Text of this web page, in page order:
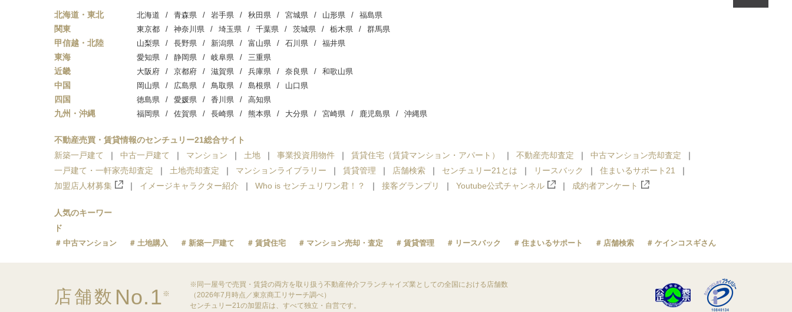
北海道・東北 北海道 青森県 岩手県 秋田県 宮城県 山形県 福島県
関東 東京都 神奈川県 埼玉県 千葉県 茨城県 栃木県 群馬県
甲信越・北陸 山梨県 長野県 新潟県 富山県 石川県 福井県
東海 愛知県 静岡県 岐阜県 三重県
近畿 大阪府 京都府 滋賀県 兵庫県 奈良県 和歌山県
中国 岡山県 広島県 鳥取県 島根県 山口県
四国 徳島県 愛媛県 香川県 高知県
九州・沖縄 福岡県 佐賀県 長崎県 熊本県 大分県 宮崎県 鹿児島県 沖縄県
不動産売買・賃貸情報のセンチュリー21総合サイト
新築一戸建て
中古一戸建て マンション 土地 事業投資用物件 賃貸住宅（賃貸マンション・アパート） 不動産売却査定
中古マンション売却査定
一戸建て・一軒家売却査定
土地売却査定 マンションライブラリー 賃貸管理 店舗検索 センチュリー21とは リースバック
住まいるサポート21
加盟店人材募集
イメージキャラクター紹介 Who is センチュリワン君！？ 接客グランプリ Youtube公式チャンネル 成約者アンケート
人気のキーワー
ド
中古マンション 土地購入 新築一戸建て 賃貸住宅 マンション売却・査定 賃貸管理 リースバック 住まいるサポート 店舗検索 ケインコスギさん
店舗数 No.1 ※
※同一屋号で売買・賃貸の両方を取り扱う不動産仲介フランチャイズ業としての全国における店舗数
（2026年7月時点／東京商工リサーチ調べ）
センチュリー21の加盟店は、すべて独立・自営です。